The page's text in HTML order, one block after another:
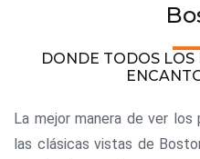
DONDE TODOS
La mejor manera de ver
las clásicas vistas de